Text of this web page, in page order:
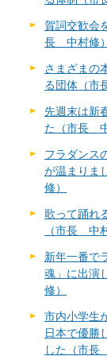
賀詞交歓会
長 中村修）
さまざまの
る団体（市
先週末は新
た（市長 中
フラダンス
が温まりま
修）
歌って踊れ
（市長 中
新年一番で
魂」に出演
修）
市内小学生
日本で優勝
した（市長